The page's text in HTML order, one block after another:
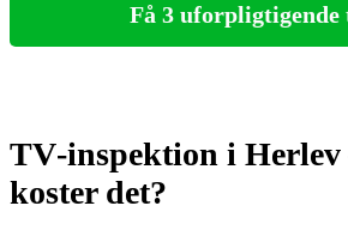
Få 3
TV‑inspektion i
koster det?